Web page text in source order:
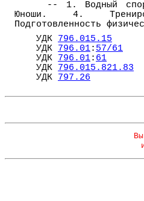
-- 1. Водный
Юноши. 4.
Подготовленность
УДК 796.015.15
УДК 796.01: 57/61
УДК 796.01: 61
УДК 796.015.821.83
УДК 797.26